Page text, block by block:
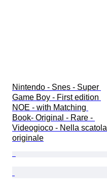
Nintendo - Snes - Super
Game Boy - First edition
NOE - with Matching
Book- Original - Rare -
Videogioco - Nella scatola
originale